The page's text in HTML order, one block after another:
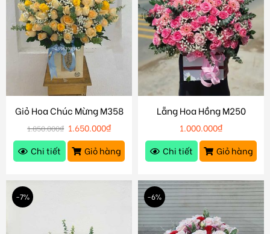
Giỏ Hoa Chúc Mừng M358
1.850.000₫ 1.650.000₫
Chi tiết
Giỏ hàng
Lẵng Hoa Hồng M250
1.000.000₫
Chi tiết
Giỏ hàng
-7% -6%